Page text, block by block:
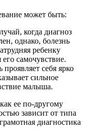
может быть:
когда диагноз
однако, болезнь
ребенку
самочувствие.
себя ярко
сильное
малыша.
ее по-другому
зависит от типа
диагностика